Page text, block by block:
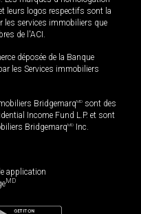
leurs logos respectifs sont la
les services immobiliers que
de l'ACI.
déposée de la Banque
les Services immobiliers
BridgemarqMD sont des
Income Fund L.P. et sont
BridgemarqMD Inc.
application
MD